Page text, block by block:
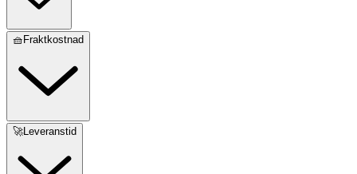
🧺Fraktkostnad
🚀Leveranstid